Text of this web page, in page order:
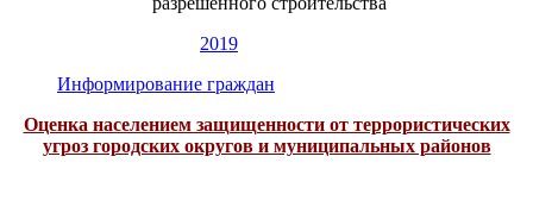
2019
Информирование граждан
Оценка населением защищенности от террористических
угроз городских округов и муниципальных районов